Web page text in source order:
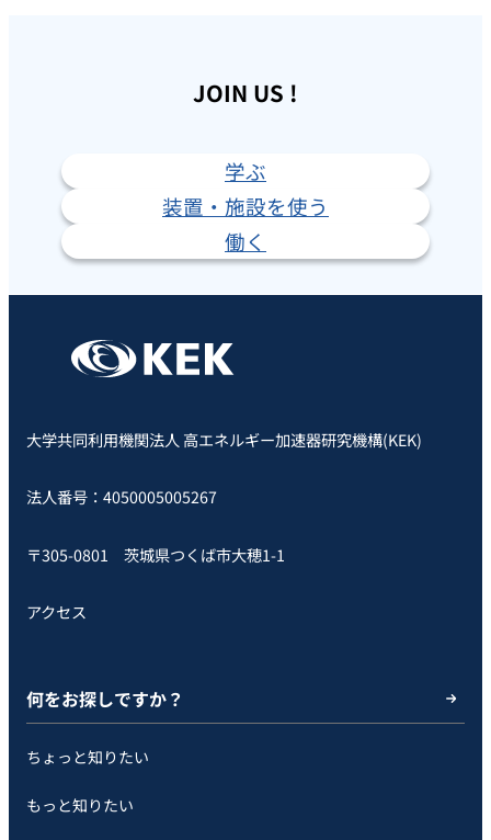
JOIN US !
学ぶ
装置・施設を使う
働く
大学共同利用機関法人 高エネルギー加速器研究機構(KEK)
法人番号：4050005005267
〒305-0801 茨城県つくば市大穂1-1
アクセス
何をお探しですか？
ちょっと知りたい
もっと知りたい